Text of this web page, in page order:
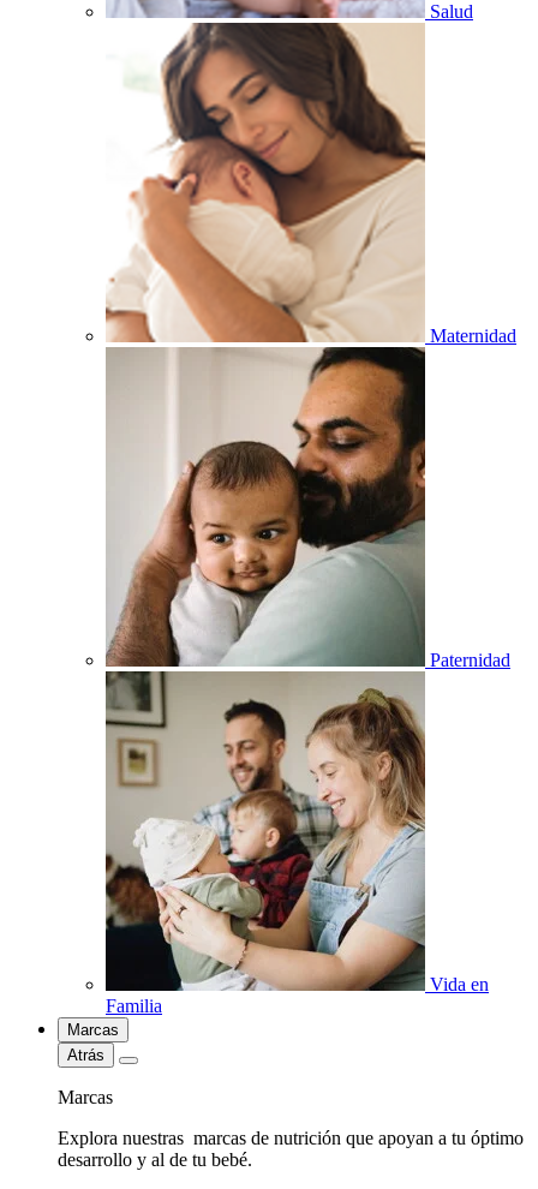
Salud
Maternidad
Paternidad
Vida en
Familia
Marcas
Atrás
Marcas
Explora nuestras marcas de nutrición que apoyan a tu óptimo
desarrollo y al de tu bebé.